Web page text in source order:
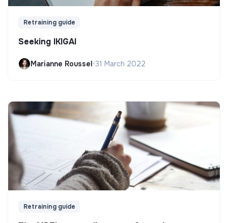
Retraining guide
Seeking IKIGAI
Marianne Roussel•31 March 2022
Retraining guide